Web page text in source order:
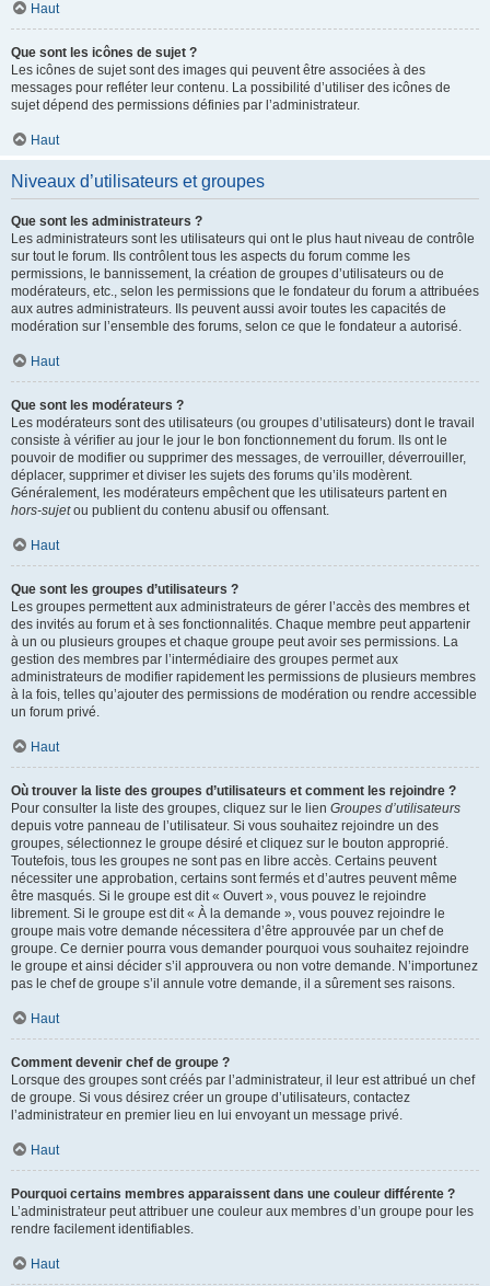
Haut
Que sont les icônes de sujet ?
Les icônes de sujet sont des images qui peuvent être associées à des
messages pour refléter leur contenu. La possibilité d’utiliser des icônes de
sujet dépend des permissions définies par l’administrateur.
Haut
Niveaux d’utilisateurs et groupes
Que sont les administrateurs ?
Les administrateurs sont les utilisateurs qui ont le plus haut niveau de contrôle
sur tout le forum. Ils contrôlent tous les aspects du forum comme les
permissions, le bannissement, la création de groupes d’utilisateurs ou de
modérateurs, etc., selon les permissions que le fondateur du forum a attribuées
aux autres administrateurs. Ils peuvent aussi avoir toutes les capacités de
modération sur l’ensemble des forums, selon ce que le fondateur a autorisé.
Haut
Que sont les modérateurs ?
Les modérateurs sont des utilisateurs (ou groupes d’utilisateurs) dont le travail
consiste à vérifier au jour le jour le bon fonctionnement du forum. Ils ont le
pouvoir de modifier ou supprimer des messages, de verrouiller, déverrouiller,
déplacer, supprimer et diviser les sujets des forums qu’ils modèrent.
Généralement, les modérateurs empêchent que les utilisateurs partent en
hors-sujetou publient du contenu abusif ou offensant.
Haut
Que sont les groupes d’utilisateurs ?
Les groupes permettent aux administrateurs de gérer l’accès des membres et
des invités au forum et à ses fonctionnalités. Chaque membre peut appartenir
à un ou plusieurs groupes et chaque groupe peut avoir ses permissions. La
gestion des membres par l’intermédiaire des groupes permet aux
administrateurs de modifier rapidement les permissions de plusieurs membres
à la fois, telles qu’ajouter des permissions de modération ou rendre accessible
un forum privé.
Haut
Où trouver la liste des groupes d’utilisateurs et comment les rejoindre ?
Pour consulter la liste des groupes, cliquez sur le lien Groupes d’utilisateurs
depuis votre panneau de l’utilisateur. Si vous souhaitez rejoindre un des
groupes, sélectionnez le groupe désiré et cliquez sur le bouton approprié.
Toutefois, tous les groupes ne sont pas en libre accès. Certains peuvent
nécessiter une approbation, certains sont fermés et d’autres peuvent même
être masqués. Si le groupe est dit « Ouvert », vous pouvez le rejoindre
librement. Si le groupe est dit « À la demande », vous pouvez rejoindre le
groupe mais votre demande nécessitera d’être approuvée par un chef de
groupe. Ce dernier pourra vous demander pourquoi vous souhaitez rejoindre
le groupe et ainsi décider s’il approuvera ou non votre demande. N’importunez
pas le chef de groupe s’il annule votre demande, il a sûrement ses raisons.
Haut
Comment devenir chef de groupe ?
Lorsque des groupes sont créés par l’administrateur, il leur est attribué un chef
de groupe. Si vous désirez créer un groupe d’utilisateurs, contactez
l’administrateur en premier lieu en lui envoyant un message privé.
Haut
Pourquoi certains membres apparaissent dans une couleur différente ?
L’administrateur peut attribuer une couleur aux membres d’un groupe pour les
rendre facilement identifiables.
Haut